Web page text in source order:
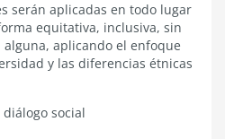
serán aplicadas en todo lugar
equitativa, inclusiva, sin
aplicando el enfoque
y las diferencias étnicas
social